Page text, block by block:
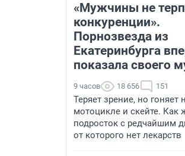
«Мужчины не
конкуренции».
Порнозвезда из
Екатеринбурга
показала своего
9 часов 18 656 151
Теряет зрение, но гоняет
мотоцикле и скейте. Как
подросток с редчайшим
от которого нет лекарств